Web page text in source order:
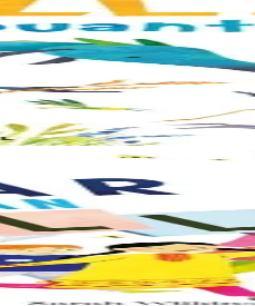
"Ouste ! On ne veut pas de...
album illustré, qui arrive à point...